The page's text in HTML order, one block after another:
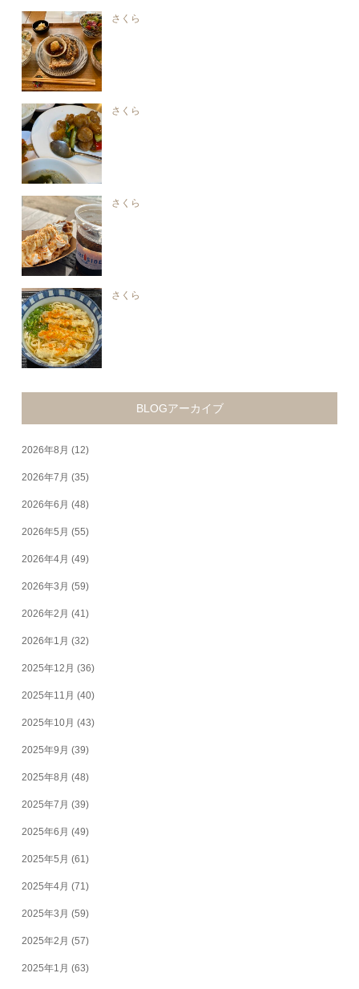
さくら
さくら
さくら
さくら
BLOGアーカイブ
2026年8月 (12)
2026年7月 (35)
2026年6月 (48)
2026年5月 (55)
2026年4月 (49)
2026年3月 (59)
2026年2月 (41)
2026年1月 (32)
2025年12月 (36)
2025年11月 (40)
2025年10月 (43)
2025年9月 (39)
2025年8月 (48)
2025年7月 (39)
2025年6月 (49)
2025年5月 (61)
2025年4月 (71)
2025年3月 (59)
2025年2月 (57)
2025年1月 (63)